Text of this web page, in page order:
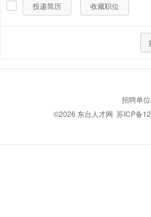
投递简历 收藏职位
招聘单
©2026 东台人才网 苏ICP备